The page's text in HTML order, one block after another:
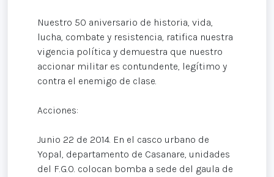
Nuestro 50 aniversario de historia, vida,
lucha, combate y resistencia, ratifica nuestra
vigencia política y demuestra que nuestro
accionar militar es contundente, legítimo y
contra el enemigo de clase.
Acciones:
Junio 22 de 2014. En el casco urbano de
Yopal, departamento de Casanare, unidades
del F.G.O. colocan bomba a sede del gaula de